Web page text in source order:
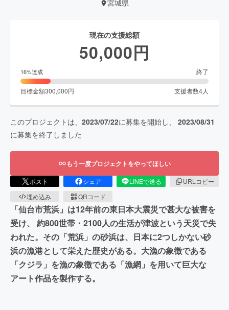
宮城県
現在の支援総額
50,000円
16%達成 終了
目標金額300,000円 支援者数4人
このプロジェクトは、 2023/07/22に募集を開始し、 2023/08/31
に募集を終了しました
もう一度プロジェクトをやってほしい
ポスト シェア LINEで送る
URLコピー
埋め込み
QRコード
「仙台市荒浜」は12年前の東日本大震災で甚大な被害を
受け、 約800世帯・2100人の生活が津波という天災で失
われた。その「荒浜」の砂浜は、日本に2つしかない砂
浜の漁港として栄えた歴史がある。大漁の象徴である
「クジラ」を漁の象徴である「漁網」を用いて巨大な
アート作品を製作する。